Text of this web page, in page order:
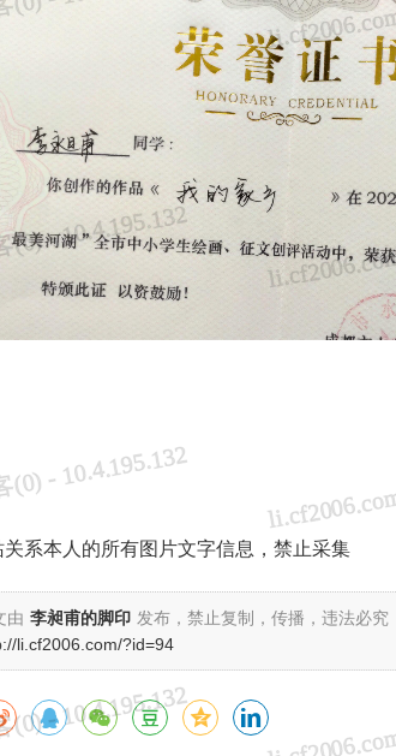
系本人的所有图片文字信息，禁止采集
由 李昶甫的脚印 发布，禁止复制，传播，违法必究
li.cf2006.com/?id=94